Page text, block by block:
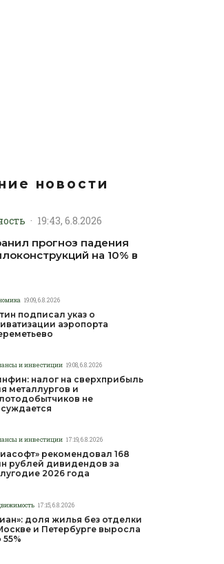
новости
· 19:43, 6.8.2026
прогноз падения
на 10% в
19:09, 6.8.2026
подписал указ о
аэропорта
и инвестиции 19:08, 6.8.2026
налог на сверхприбыль
металлургов и
не
и инвестиции 17:19, 6.8.2026
рекомендовал 168
рублей дивидендов за
2026 года
17:15, 6.8.2026
доля жилья без отделки
и Петербурге выросла
55%